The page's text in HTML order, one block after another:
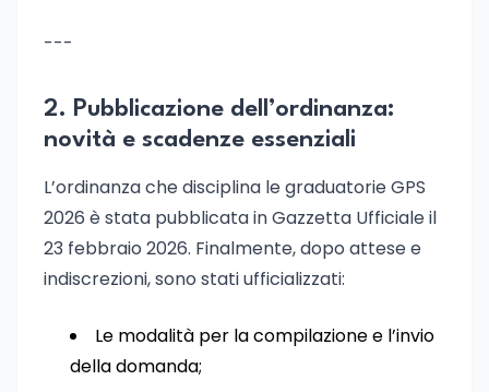
---
2. Pubblicazione dell’ordinanza:
novità e scadenze essenziali
L’ordinanza che disciplina le graduatorie GPS
2026 è stata pubblicata in Gazzetta Ufficiale il
23 febbraio 2026. Finalmente, dopo attese e
indiscrezioni, sono stati ufficializzati:
Le modalità per la compilazione e l’invio
della domanda;